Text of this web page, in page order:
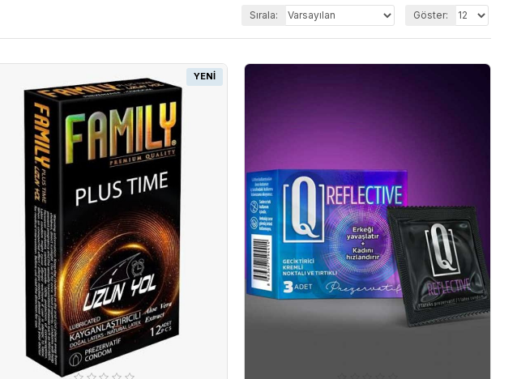
Sırala: Göster:
YENI